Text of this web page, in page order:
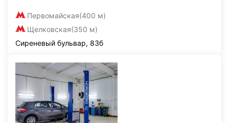
Первомайская(400 м)
Щелковская(350 м)
Сиреневый бульвар, 83б